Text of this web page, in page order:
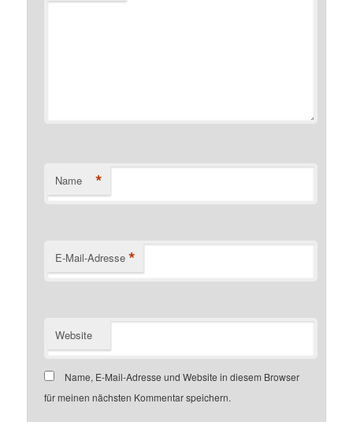
Name *
E-Mail-Adresse *
Website
Name, E-Mail-Adresse und Website in diesem Browser
für meinen nächsten Kommentar speichern.